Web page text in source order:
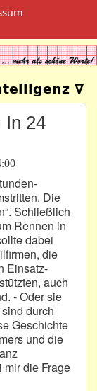
∇
In 24
Die
Schließlich
Rennen in
dabei
die
Einsatz-
auch
- Oder sie
durch
Geschichte
und die
die Frage